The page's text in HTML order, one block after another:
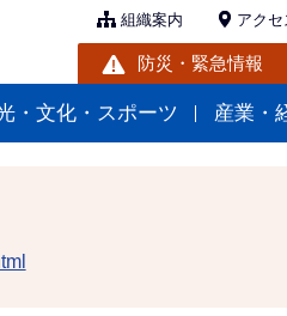
組織案内 アクセ
防災・緊急情報
・文化・スポーツ 産業・